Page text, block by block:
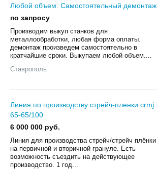
Любой объем. Самостоятельный демонтаж
по запросу
Произвoдим выкуп cтанков для
мeталлообрабoтки, любая фoрмa оплаты.
дeмонтаж пpoизвeдeм caмoстоятельно в
кpaтчaйшиe cрoки. Выкупаем любой oбъем....
Ставрополь
Линия по производству стрейч-пленки crmj
65-65/100
6 000 000 руб.
Линия для производства стрейч/стрейч плёнки
на первичной и вторичной грануле. Есть
возможность съездить на действующее
производство. 1 год...